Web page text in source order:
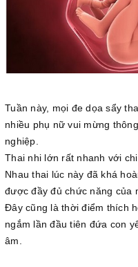
Tuần này, mọi đe dọa sẩy
nhiều phụ nữ vui mừng
nghiệp.
Thai nhi lớn rất nhanh với
Nhau thai lúc này đã khá
được đầy đủ chức năng của
Đây cũng là thời điểm thích
ngắm lần đầu tiên đứa con
âm.